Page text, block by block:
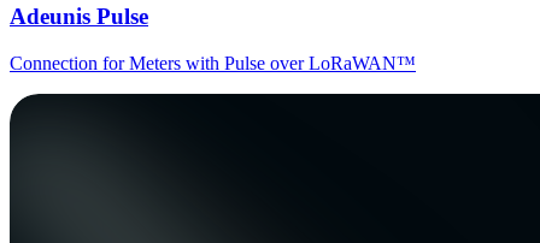
Adeunis Pulse
Connection for Meters with Pulse over LoRaWAN™